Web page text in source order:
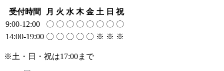
受付時間 月 火 水 木 金 土 日 祝
9:00-12:00
〇 〇 〇 〇 〇 〇 〇 〇
14:00-19:00 〇 〇 〇 〇 〇 ※ ※ ※
※土・日・祝は17:00まで